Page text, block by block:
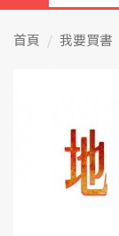
首頁 我要買書